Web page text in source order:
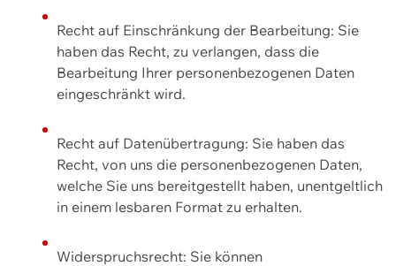
Recht auf Einschränkung der Bearbeitung: Sie
haben das Recht, zu verlangen, dass die
Bearbeitung Ihrer personenbezogenen Daten
eingeschränkt wird.
Recht auf Datenübertragung: Sie haben das
Recht, von uns die personenbezogenen Daten,
welche Sie uns bereitgestellt haben, unentgeltlich
in einem lesbaren Format zu erhalten.
Widerspruchsrecht: Sie können